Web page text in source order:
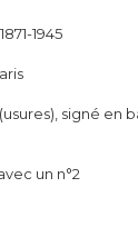
1945
signé en
un n°2